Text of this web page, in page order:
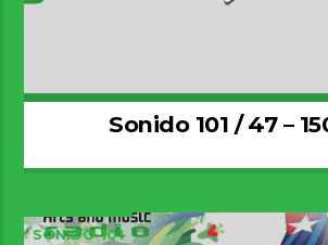
Sonido 101 / 47 –
SONIDO 101